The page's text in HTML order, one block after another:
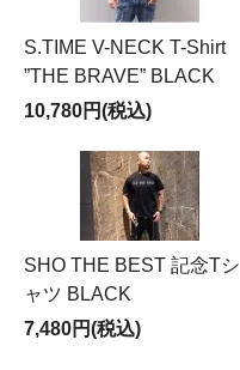
S.TIME V-NECK T-Shirt
”THE BRAVE” BLACK
10,780円(税込)
SHO THE BEST 記念Tシ
ャツ BLACK
7,480円(税込)